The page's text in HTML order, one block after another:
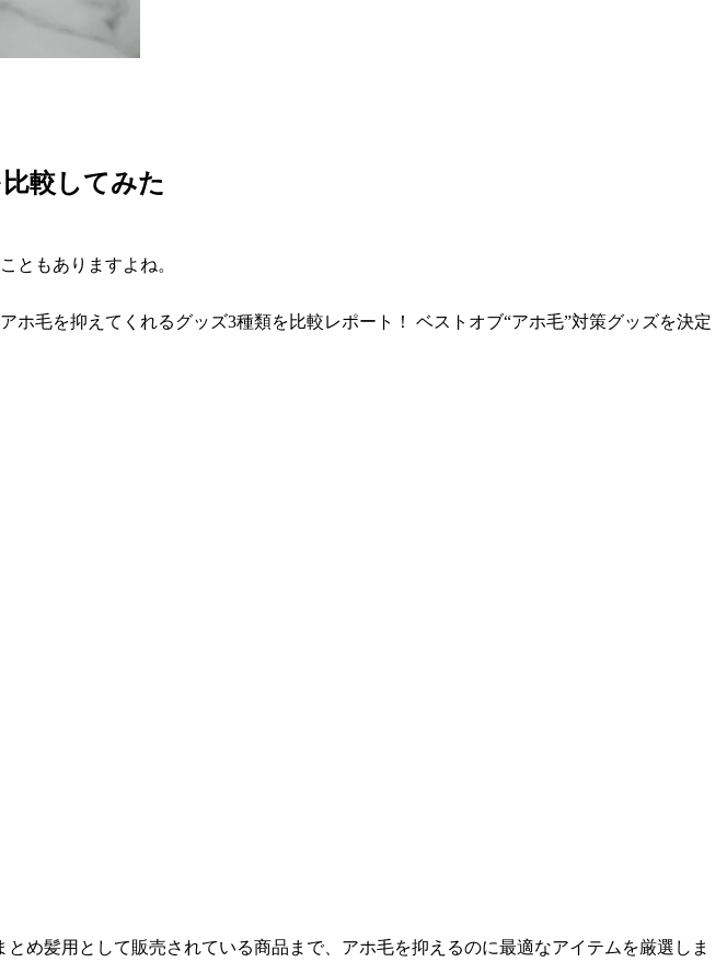
較してみた
ともありますよね。
毛を抑えてくれるグッズ3種類を比較レポート！ ベストオブ“アホ毛”対策グッズを決定
め髪用として販売されている商品まで、アホ毛を抑えるのに最適なアイテムを厳選しま